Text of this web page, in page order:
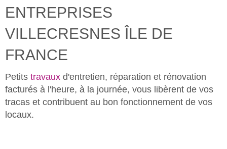
ENTREPRISES
VILLECRESNES ÎLE DE
FRANCE
Petits travaux d'entretien, réparation et rénovation
facturés à l'heure, à la journée, vous libèrent de vos
tracas et contribuent au bon fonctionnement de vos
locaux.